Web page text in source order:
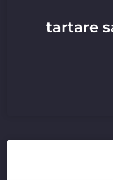
tartare